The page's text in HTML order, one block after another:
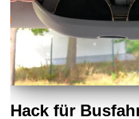
Hack für